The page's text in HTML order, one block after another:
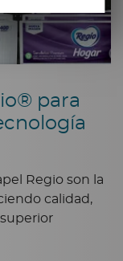
para
Regio son la
calidad,